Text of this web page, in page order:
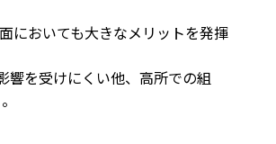
においても大きなメリットを発揮
響を受けにくい他、高所での組